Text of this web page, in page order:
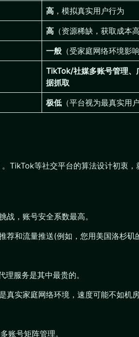
高 ，模拟真实用户行为
高 （资源稀缺，获取成本高
一般 （受家庭网络环境影响
TikTok/社媒多账号管理、
据抓取
极低 （平台视为最真实用户
TikTok等社交平台的算法设计初衷
战，账号安全系数最高。
荐和流量推送(例如，您用美国洛杉矶
服务是其中最贵的。
真实家庭网络环境，速度可能不如机
账号矩阵管理。